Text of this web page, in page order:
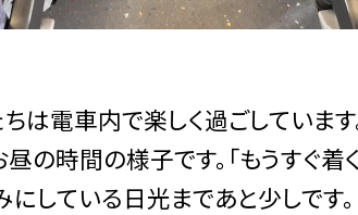
は電車内で楽しく過ごしています
の時間の様子です。「もうすぐ着
にしている日光まであと少しです。